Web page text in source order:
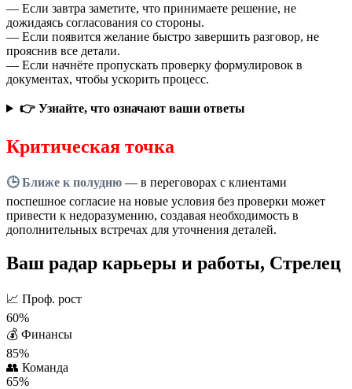
— Если завтра заметите, что принимаете решение, не
дожидаясь согласования со стороны.
— Если появится желание быстро завершить разговор, не
прояснив все детали.
— Если начнёте пропускать проверку формулировок в
документах, чтобы ускорить процесс.
👉 Узнайте, что означают ваши ответы
Критическая точка
🕒 Ближе к полудню — в переговорах с клиентами
поспешное согласие на новые условия без проверки может
привести к недоразумению, создавая необходимость в
дополнительных встречах для уточнения деталей.
Ваш радар карьеры и работы, Стрелец
📈 Проф. рост
60%
💰 Финансы
85%
👥 Команда
65%